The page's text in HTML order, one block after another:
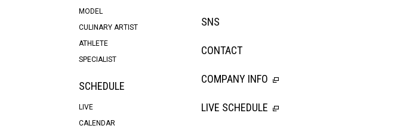
MODEL
CULINARY ARTIST
ATHLETE
SPECIALIST
SCHEDULE
LIVE
CALENDAR
SNS
CONTACT
COMPANY INFO
LIVE SCHEDULE